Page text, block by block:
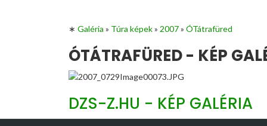
∗ Galéria » Túra képek» 2007» ÓTátrafüred
ÓTÁTRAFÜRED - KÉP
DZS-Z.HU - KÉP GALÉRIA